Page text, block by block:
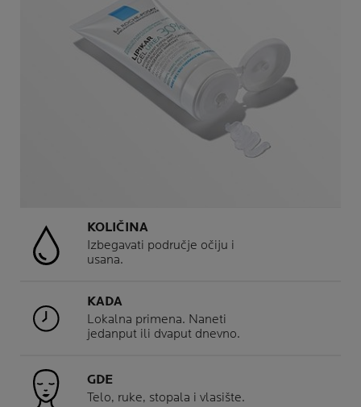
KOLIČINA
Izbegavati područje očiju i
usana.
KADA
Lokalna primena. Naneti
jedanput ili dvaput dnevno.
GDE
Telo, ruke, stopala i vlasište.